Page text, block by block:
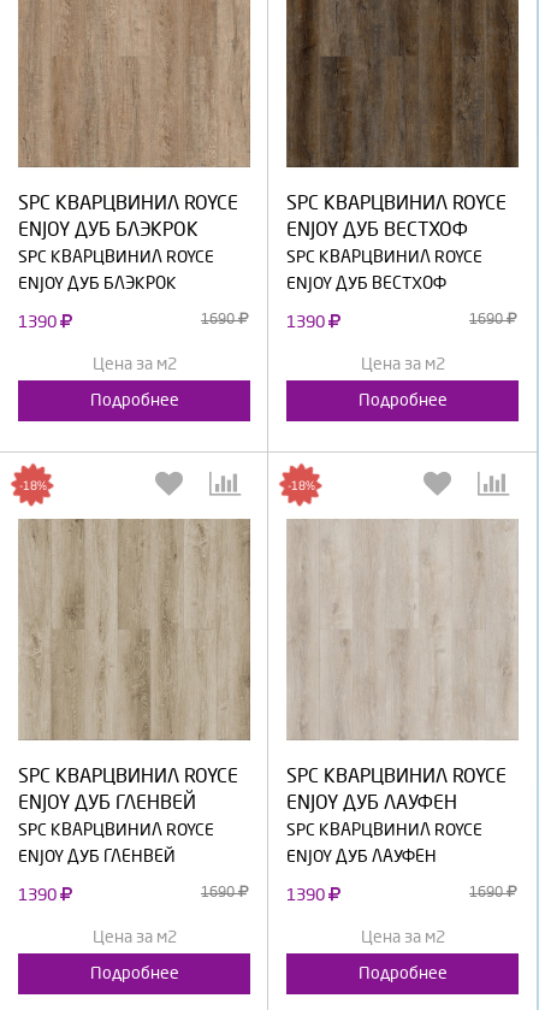
SPC КВАРЦВИНИЛ ROYCE
ENJOY ДУБ БЛЭКРОК
SPC КВАРЦВИНИЛ ROYCE
ENJOY ДУБ БЛЭКРОК
1390 1690
Цена за м2
Подробнее
Выберите количество:
Продолжить Отмена
SPC КВАРЦВИНИЛ ROYCE
ENJOY ДУБ ВЕСТХОФ
SPC КВАРЦВИНИЛ ROYCE
ENJOY ДУБ ВЕСТХОФ
1390 1690
Цена за м2
Подробнее
Выберите количество:
Продолжить Отмена
SPC КВАРЦВИНИЛ ROYCE
ENJOY ДУБ ГЛЕНВЕЙ
SPC КВАРЦВИНИЛ ROYCE
ENJOY ДУБ ГЛЕНВЕЙ
-18%
1390 1690
Цена за м2
Подробнее
Выберите количество:
Продолжить Отмена
SPC КВАРЦВИНИЛ ROYCE
ENJOY ДУБ ЛАУФЕН
SPC КВАРЦВИНИЛ ROYCE
ENJOY ДУБ ЛАУФЕН
-18%
1390 1690
Цена за м2
Подробнее
Продолжить Отмена